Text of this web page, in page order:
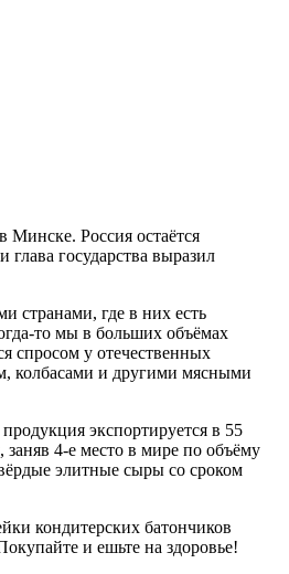
Россия остаётся
государства выразил
странами, где в них есть
то мы в больших объёмах
спросом у отечественных
колбасами и другими мясными
экспортируется в 55
4-е место в мире по объёму
элитные сыры со сроком
кондитерских батончиков
и ешьте на здоровье!